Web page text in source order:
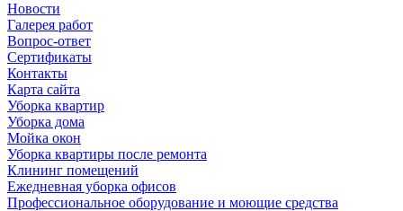
Новости
Галерея работ
Вопрос-ответ
Сертификаты
Контакты
Карта сайта
Уборка квартир
Уборка дома
Мойка окон
Уборка квартиры после ремонта
Клининг помещений
Ежедневная уборка офисов
Профессиональное оборудование и моющие средства